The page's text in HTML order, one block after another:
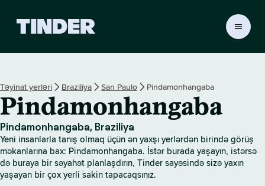
r
H
o
m
e
Təyinat yerləri Braziliya San Paulo Pindamonhangaba
Pindamonhangaba
Pindamonhangaba, Braziliya
Yeni insanlarla tanış olmaq üçün ən yaxşı yerlərdən birində görüş
məkanlarına bax: Pindamonhangaba. İstər burada yaşayın, istərsə
də buraya bir səyahət planlaşdırın, Tinder sayəsində sizə yaxın
yaşayan bir çox yerli sakin tapacaqsınız.